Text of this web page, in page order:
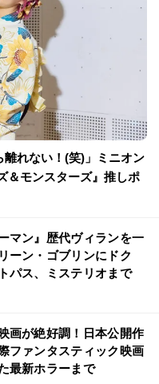
離れない！(笑)」ミニオン
＆モンスターズ』推しポ
マン』歴代ヴィランを一
ーン・ゴブリンにドク
パス、ミステリオまで
画が絶好調！日本公開作
ファンタスティック映画
最新ホラーまで